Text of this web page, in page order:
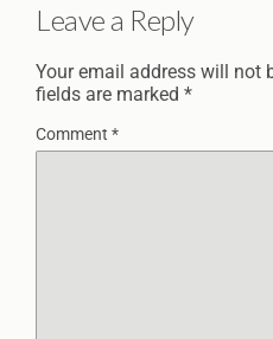
Leave a Reply
Your email address will not
fields are marked *
Comment *